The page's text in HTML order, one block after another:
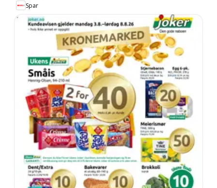
Spar